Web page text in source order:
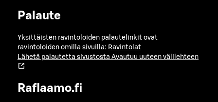
Palaute
Yksittäisten ravintoloiden palautelinkit ovat
ravintoloiden omilla sivuilla: Ravintolat
Lähetä palautetta sivustosta Avautuu uuteen välilehteen
Raflaamo.fi